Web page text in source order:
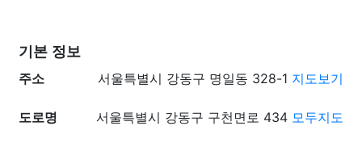
기본 정보
주소
서울특별시 강동구 명일동 328-1 지도보기
도로명 서울특별시 강동구 구천면로 434 모두지도